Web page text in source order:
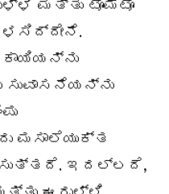
ಮತ್ತು ಟೊಮೆಟೊ
ಸುವಾಸನೆಯನ್ನು
ಮಸಾಲೆಯುಕ್ತ
ಇದಲ್ಲದೆ,